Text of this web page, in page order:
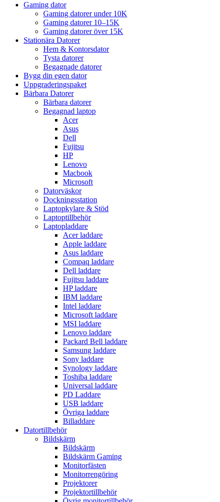
Gaming dator
Gaming datorer under 10K
Gaming datorer 10–15K
Gaming datorer över 15K
Stationära Datorer
Hem & Kontorsdator
Tysta datorer
Begagnade datorer
Bygg din egen dator
Uppgraderingspaket
Bärbara Datorer
Bärbara datorer
Begagnad laptop
Acer
Asus
Dell
Fujitsu
HP
Lenovo
Macbook
Microsoft
Datorväskor
Dockningsstation
Laptopkylare & Stöd
Laptoptillbehör
Laptopladdare
Acer laddare
Apple laddare
Asus laddare
Compaq laddare
Dell laddare
Fujitsu laddare
HP laddare
IBM laddare
Intel laddare
Microsoft laddare
MSI laddare
Lenovo laddare
Packard Bell laddare
Samsung laddare
Sony laddare
Synology laddare
Toshiba laddare
Universal laddare
PD Laddare
USB laddare
Övriga laddare
Billaddare
Datortillbehör
Bildskärm
Bildskärm
Bildskärm Gaming
Monitorfästen
Monitorrengöring
Projektorer
Projektortillbehör